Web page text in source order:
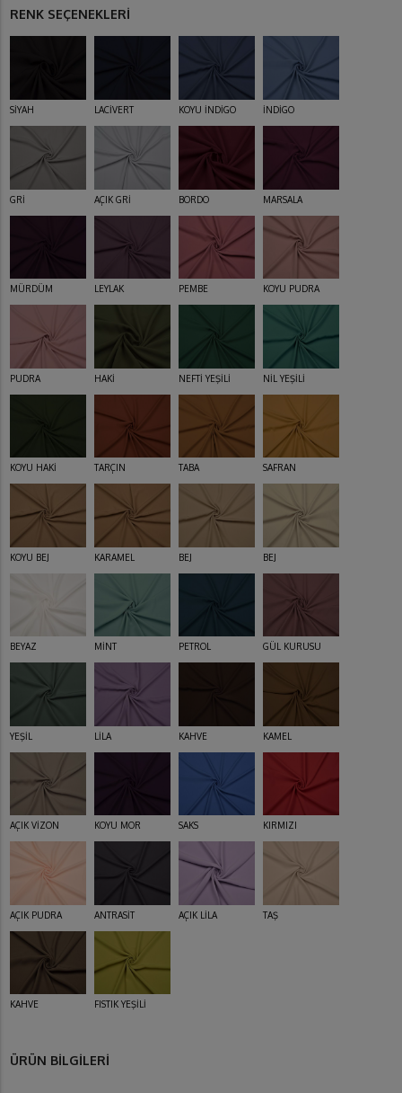
RENK SEÇENEKLERİ
SİYAH LACİVERT KOYU İNDİGO İNDİGO
GRİ AÇIK GRİ BORDO MARSALA
MÜRDÜM LEYLAK PEMBE KOYU PUDRA
PUDRA HAKİ NEFTİ YEŞİLİ NİL YEŞİLİ
KOYU HAKİ TARÇIN TABA SAFRAN
KOYU BEJ KARAMEL BEJ BEJ
BEYAZ MİNT PETROL GÜL KURUSU
YEŞİL LİLA KAHVE KAMEL
AÇIK VİZON KOYU MOR SAKS KIRMIZI
AÇIK PUDRA ANTRASİT AÇIK LİLA TAŞ
KAHVE FISTIK YEŞİLİ
ÜRÜN BİLGİLERİ